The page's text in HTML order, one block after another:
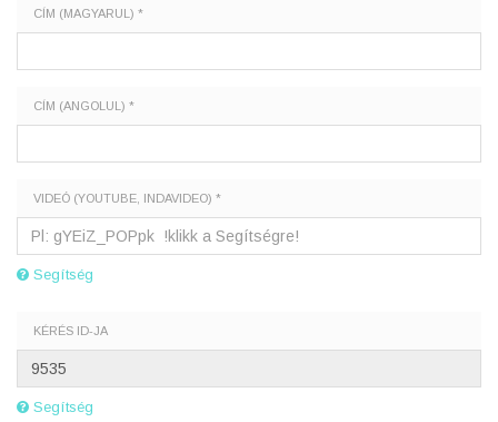
CÍM (MAGYARUL) *
CÍM (ANGOLUL) *
VIDEÓ (YOUTUBE, INDAVIDEO) *
Segítség
KÉRÉS ID-JA
Segítség